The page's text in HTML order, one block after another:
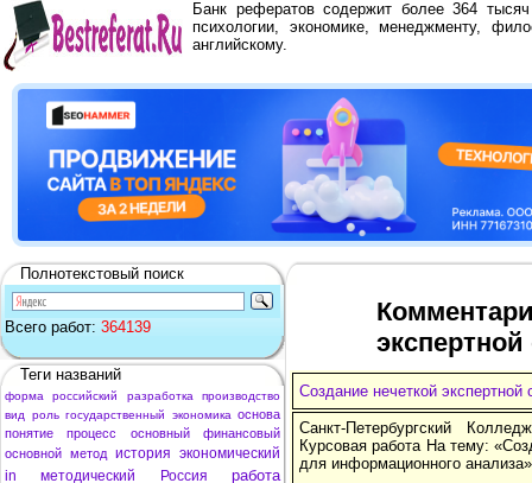
Банк рефератов содержит более 364
психологии, экономике, менеджменту,
английскому.
Полнотекстовый поиск
Всего работ: 364139
Теги названий
форма российский разработка
производство
вид
роль государственный экономика основа
понятие
процесс основный
финансовый
основной метод история экономический
in
методический Россия
работа
Создание нечеткой
Санкт-Петербургский
Курсовая работа На тему:
для информационного анализа»